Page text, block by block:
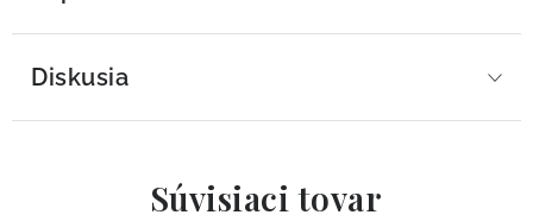
Diskusia
Súvisiaci tovar